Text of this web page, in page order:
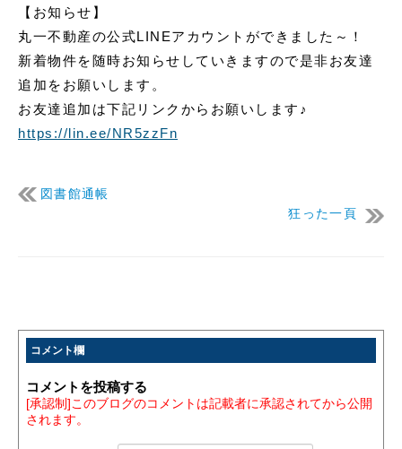
【お知らせ】
丸一不動産の公式LINEアカウントができました～！
新着物件を随時お知らせしていきますので是非お友達
追加をお願いします。
お友達追加は下記リンク からお願いします♪
https://lin.ee/NR5zzFn
図書館通帳
狂った一頁
コメント欄
コメントを投稿する
[承認制]このブログのコメントは記載者に承認されてから公開
されます。